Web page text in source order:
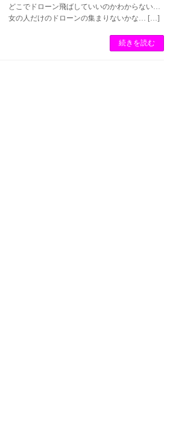
どこでドローン飛ばしていいのかわからない…
女の人だけのドローンの集まりないかな… […]
続きを読む